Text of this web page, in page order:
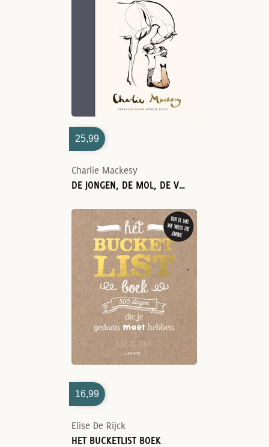
25,99
Charlie Mackesy
DE JONGEN, DE MOL, DE VOS EN HET PAARD
16,99
Elise De Rijck
HET BUCKETLIST BOEK